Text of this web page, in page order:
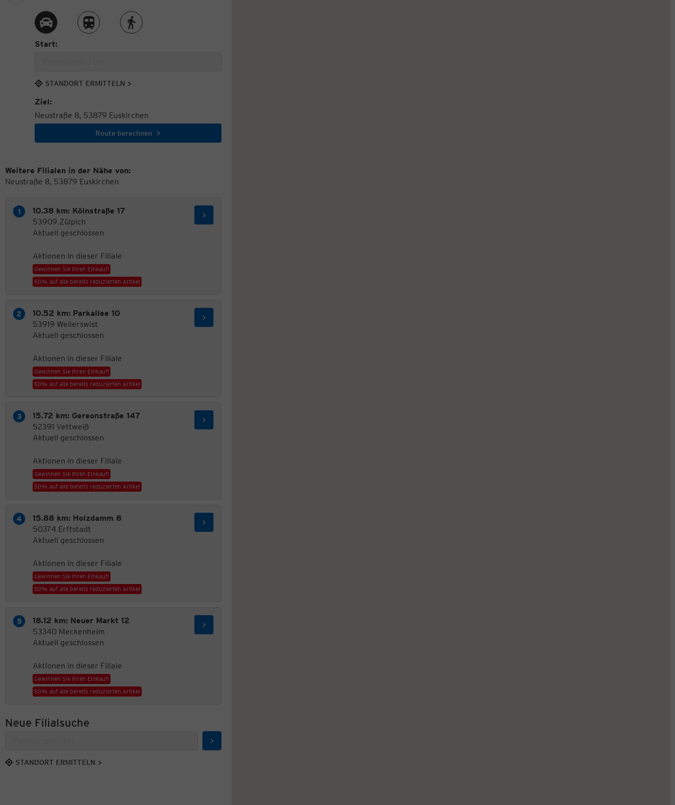
Route per AutoRoute per ZugRoute zu Fuß
Start:
STANDORT ERMITTELN
Ziel:
Neustraße 8, 53879 Euskirchen
Route berechnen
Weitere Filialen in der Nähe von:
Neustraße 8, 53879 Euskirchen
10.38 km: Kölnstraße 17
53909 Zülpich
Aktuell geschlossen
Aktionen in dieser Filiale
Gewinnen Sie Ihren Einkauf!
50% auf alle bereits reduzierten Artikel
10.52 km: Parkallee 10
53919 Weilerswist
Aktuell geschlossen
Aktionen in dieser Filiale
Gewinnen Sie Ihren Einkauf!
50% auf alle bereits reduzierten Artikel
15.72 km: Gereonstraße 147
52391 Vettweiß
Aktuell geschlossen
Aktionen in dieser Filiale
Gewinnen Sie Ihren Einkauf!
50% auf alle bereits reduzierten Artikel
15.88 km: Holzdamm 8
50374 Erftstadt
Aktuell geschlossen
Aktionen in dieser Filiale
Gewinnen Sie Ihren Einkauf!
50% auf alle bereits reduzierten Artikel
18.12 km: Neuer Markt 12
53340 Meckenheim
Aktuell geschlossen
Aktionen in dieser Filiale
Gewinnen Sie Ihren Einkauf!
50% auf alle bereits reduzierten Artikel
Neue Filialsuche
Suchen
STANDORT ERMITTELN